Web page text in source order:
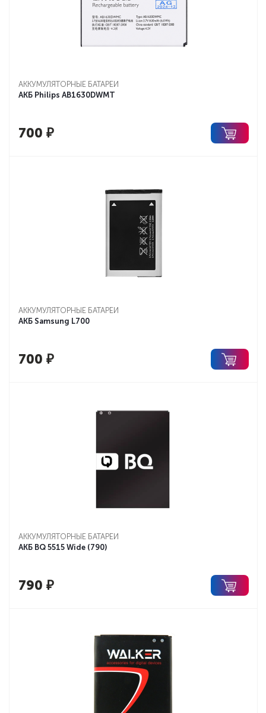
АККУМУЛЯТОРНЫЕ БАТАРЕИ
АКБ Philips AB1630DWMT
700 ₽
АККУМУЛЯТОРНЫЕ БАТАРЕИ
АКБ Samsung L700
700 ₽
АККУМУЛЯТОРНЫЕ БАТАРЕИ
АКБ BQ 5515 Wide (790)
790 ₽